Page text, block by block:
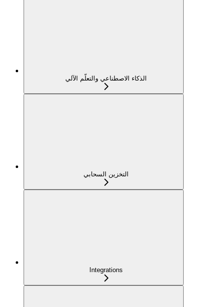
الذكاء الاصطناعي والتعلّم الآلي
التخزين السحابي
Integrations